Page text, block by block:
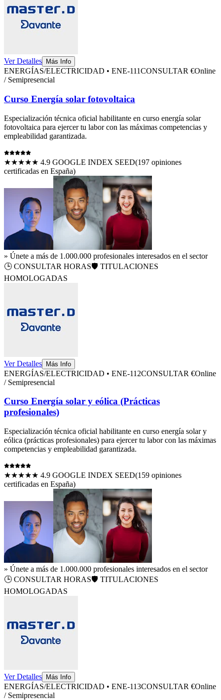
Ver Detalles Más Info
ENERGÍAS/ELECTRICIDAD • ENE-111CONSULTAR €Online
/ Semipresencial
Curso Energía solar fotovoltaica
Especialización técnica oficial habilitante en curso energía solar
fotovoltaica para ejercer tu labor con las máximas competencias y
empleabilidad garantizada.
★★★★★ 4.9 GOOGLE INDEX SEED(197 opiniones
certificadas en España)
» Únete a más de 1.000.000 profesionales interesados en el sector
🕒 CONSULTAR HORAS🛡️ TITULACIONES
HOMOLOGADAS
Ver Detalles Más Info
ENERGÍAS/ELECTRICIDAD • ENE-112CONSULTAR €Online
/ Semipresencial
Curso Energía solar y eólica (Prácticas
profesionales)
Especialización técnica oficial habilitante en curso energía solar y
eólica (prácticas profesionales) para ejercer tu labor con las máximas
competencias y empleabilidad garantizada.
★★★★★ 4.9 GOOGLE INDEX SEED(159 opiniones
certificadas en España)
» Únete a más de 1.000.000 profesionales interesados en el sector
🕒 CONSULTAR HORAS🛡️ TITULACIONES
HOMOLOGADAS
Ver Detalles Más Info
ENERGÍAS/ELECTRICIDAD • ENE-113CONSULTAR €Online
/ Semipresencial